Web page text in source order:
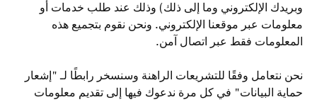
وبريدك الإلكتروني وما إلى ذلك) وذلك عند طلب خدمات أو
معلومات عبر موقعنا الإلكتروني. ونحن نقوم بتجميع هذه
المعلومات فقط عبر اتصال آمن.
نحن نتعامل وفقًا للتشريعات الراهنة وسنسخر رابطًا لـ "إشعار
حماية البيانات" في كل مرة ندعوك فيها إلى تقديم معلومات